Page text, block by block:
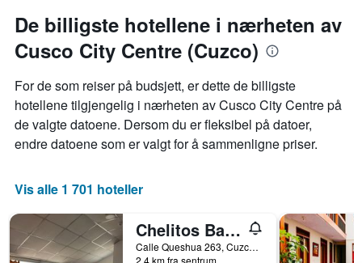
De billigste hotellene i nærheten av
Cusco City Centre (Cuzco)
For de som reiser på budsjett, er dette de billigste
hotellene tilgjengelig i nærheten av Cusco City Centre på
de valgte datoene. Dersom du er fleksibel på datoer,
endre datoene som er valgt for å sammenligne priser.
Vis alle 1 701 hoteller
Chelitos Backpacker
Calle Queshua 263, Cuzco, Peru